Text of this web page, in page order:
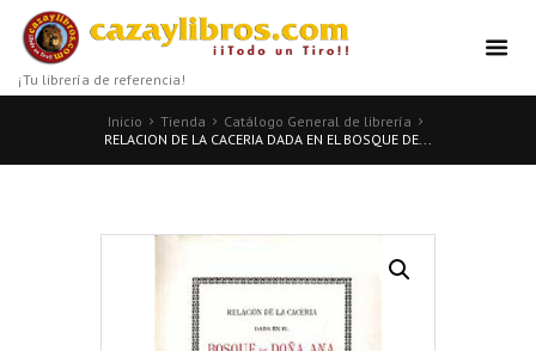
¡Tu librería de referencia!
Inicio Tienda
Catálogo General de librería
RELACION DE LA CACERIA DADA EN EL BOSQUE DE...